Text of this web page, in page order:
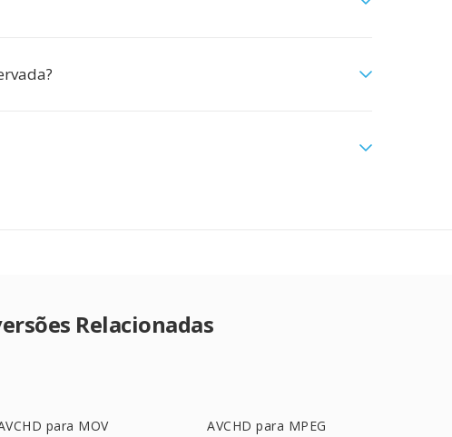
Relacionadas
para MOV AVCHD para MPEG